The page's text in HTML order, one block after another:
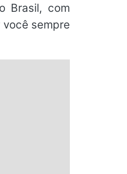
Brasil, com
sempre